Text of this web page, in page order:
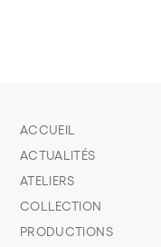
ACCUEIL
ACTUALITÉS
ATELIERS
COLLECTION
PRODUCTIONS